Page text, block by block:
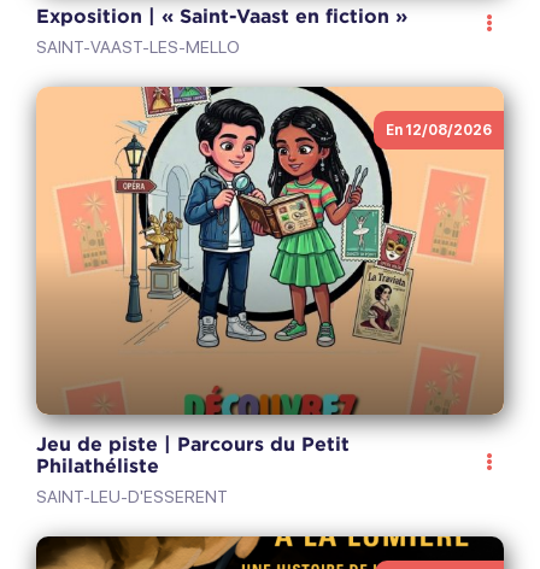
Exposition | « Saint-Vaast en fiction »
SAINT-VAAST-LES-MELLO
En 12/08/2026
Jeu de piste | Parcours du Petit
Philathéliste
SAINT-LEU-D'ESSERENT